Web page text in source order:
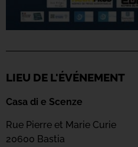
LIEU DE L'ÉVÉNEMENT
Casa di e Scenze
Rue Pierre et Marie Curie
20600 Bastia